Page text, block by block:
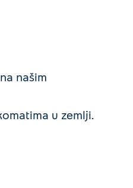
našim
u zemlji.